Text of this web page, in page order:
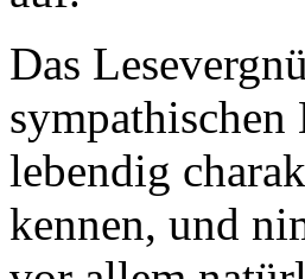
Das
sympathischen
lebendig
kennen, und